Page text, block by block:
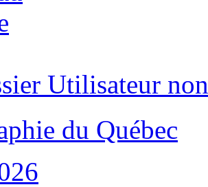
Utilisateur
du Québec